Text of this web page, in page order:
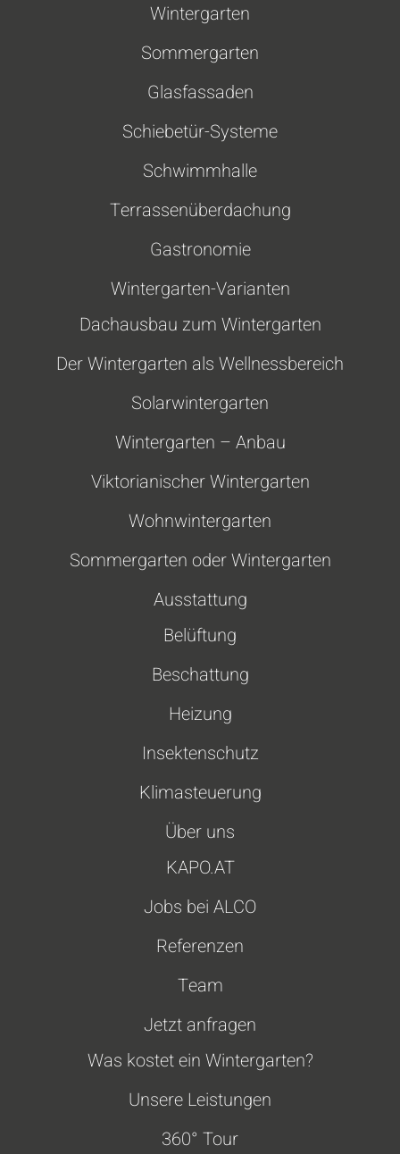
Wintergarten
Sommergarten
Glasfassaden
Schiebetür-Systeme
Schwimmhalle
Terrassenüberdachung
Gastronomie
Wintergarten-Varianten
Dachausbau zum Wintergarten
Der Wintergarten als Wellnessbereich
Solarwintergarten
Wintergarten – Anbau
Viktorianischer Wintergarten
Wohnwintergarten
Sommergarten oder Wintergarten
Ausstattung
Belüftung
Beschattung
Heizung
Insektenschutz
Klimasteuerung
Über uns
KAPO.AT
Jobs bei ALCO
Referenzen
Team
Jetzt anfragen
Was kostet ein Wintergarten?
Unsere Leistungen
360° Tour